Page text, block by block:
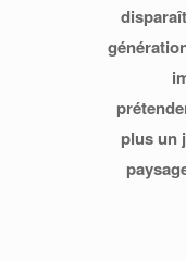
plus un